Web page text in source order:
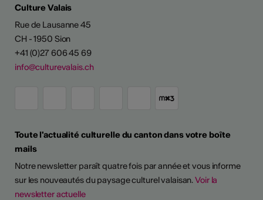
Culture Valais
Rue de Lausanne 45
CH - 1950 Sion
+41 (0)27 606 45 69
info@culturevalais.ch
Toute l'actualité culturelle du canton dans votre boîte
mails
Notre newsletter paraît quatre fois par année et vous informe
sur les nouveautés du paysage culturel valaisan.Voir la
newsletter actuelle